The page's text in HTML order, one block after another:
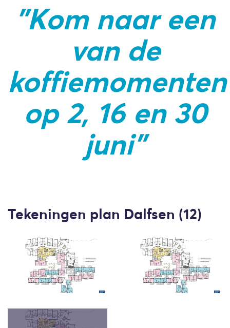
"Kom naar een
van de
koffiemomenten
op 2, 16 en 30
juni"
Tekeningen plan Dalfsen (12)